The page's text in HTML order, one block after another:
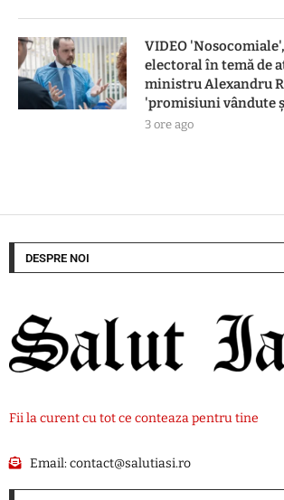
VIDEO
electoral în temă de
ministru Alexandru
'promisiuni vândute
3 ore ago
DESPRE NOI
Fii la curent cu tot ce conteaza pentru tine
Email:contact@salutiasi.ro